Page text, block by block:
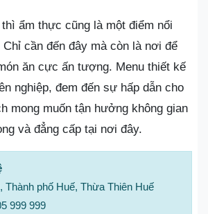
ẩm thực cũng là một điểm nổi
cần đến đây mà còn là nơi để
ăn cực ấn tượng. Menu thiết kế
nghiệp, đem đến sự hấp dẫn cho
mong muốn tận hưởng không gian
và đẳng cấp tại nơi đây.
Thành phố Huế, Thừa Thiên Huế
999 999